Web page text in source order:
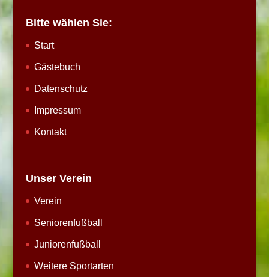
Bitte wählen Sie:
Start
Gästebuch
Datenschutz
Impressum
Kontakt
Unser Verein
Verein
Seniorenfußball
Juniorenfußball
Weitere Sportarten